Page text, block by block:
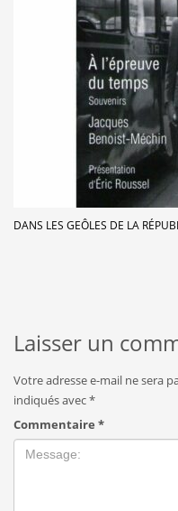
DANS LES GEÔLES DE LA
Laisser un
Votre adresse e-mail ne sera
indiqués avec*
Commentaire *